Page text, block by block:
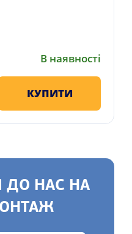
В наявності
КУПИТИ
ДО НАС НА